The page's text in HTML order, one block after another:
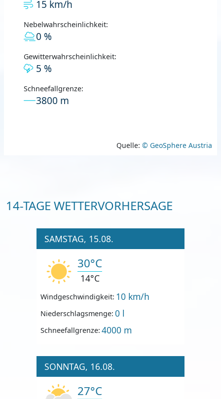
15 km/h
Nebelwahrscheinlichkeit:
0 %
Gewitterwahrscheinlichkeit:
5 %
Schneefallgrenze:
3800 m
Quelle: © GeoSphere Austria
14-TAGE WETTERVORHERSAGE
SAMSTAG, 15.08.
30°C
14°C
Windgeschwindigkeit: 10 km/h
Niederschlagsmenge: 0 l
Schneefallgrenze: 4000 m
SONNTAG, 16.08.
27°C